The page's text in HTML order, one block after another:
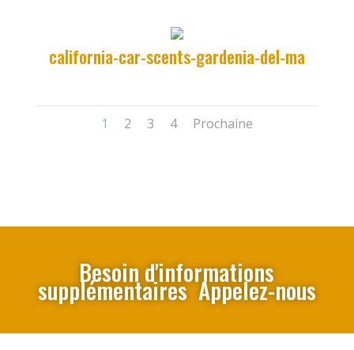
california-car-scents-gardenia-del-ma
1 2 3 4 Prochaine
Besoin d'informations
supplémentaires Appelez-nous